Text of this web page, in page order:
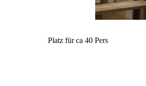
Platz für ca 40 Pers